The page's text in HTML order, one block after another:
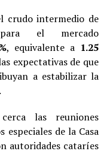
crudo intermedio de
el mercado
, equivalente a 1.25
expectativas de que
a estabilizar la
las reuniones
especiales de la Casa
autoridades cataríes